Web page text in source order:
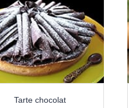
Tarte chocolat